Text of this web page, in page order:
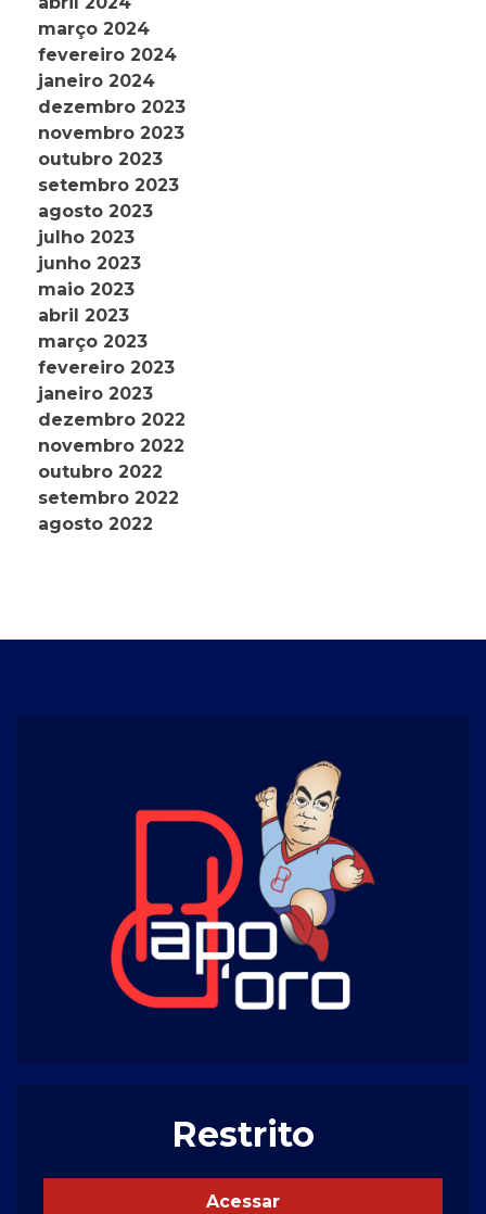
março 2024
fevereiro 2024
janeiro 2024
dezembro 2023
novembro 2023
outubro 2023
setembro 2023
agosto 2023
julho 2023
junho 2023
maio 2023
abril 2023
março 2023
fevereiro 2023
janeiro 2023
dezembro 2022
novembro 2022
outubro 2022
setembro 2022
agosto 2022
Restrito
Acessar